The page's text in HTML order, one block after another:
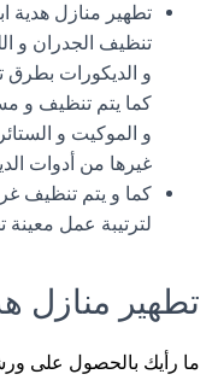
تطهير منازل هدية
تنظيف الجدران و
و الديكورات بطرق
كما يتم تنظيف و
و الموكيت و
غيرها من أدوات
كما و يتم تنظيف
لترتيبة عمل
تطهير منازل
ما رأيك بالحصول على